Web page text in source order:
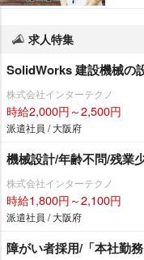
求人特集
SolidWorks 建設機械の
株式会社インターテクノ
時給2,000円～2,500円
派遣社員 / 大阪府
機械設計/年齢不問/残業
株式会社インターテクノ
時給1,800円～2,100円
派遣社員 / 大阪府
障がい者採用/「本社勤